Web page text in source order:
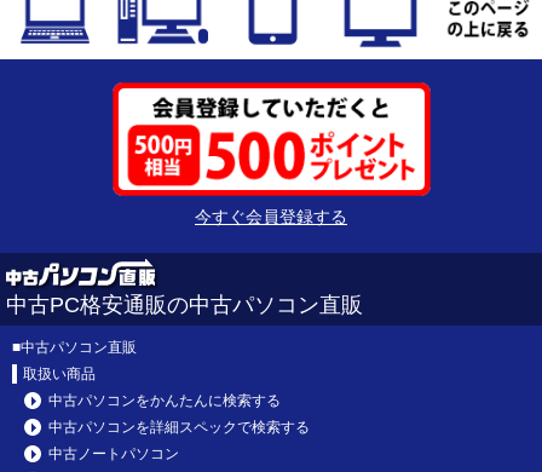
今すぐ会員登録する
中古PC格安通販の中古パソコン直販
■中古パソコン直販
取扱い商品
中古パソコンをかんたんに検索する
中古パソコンを詳細スペックで検索する
中古ノートパソコン